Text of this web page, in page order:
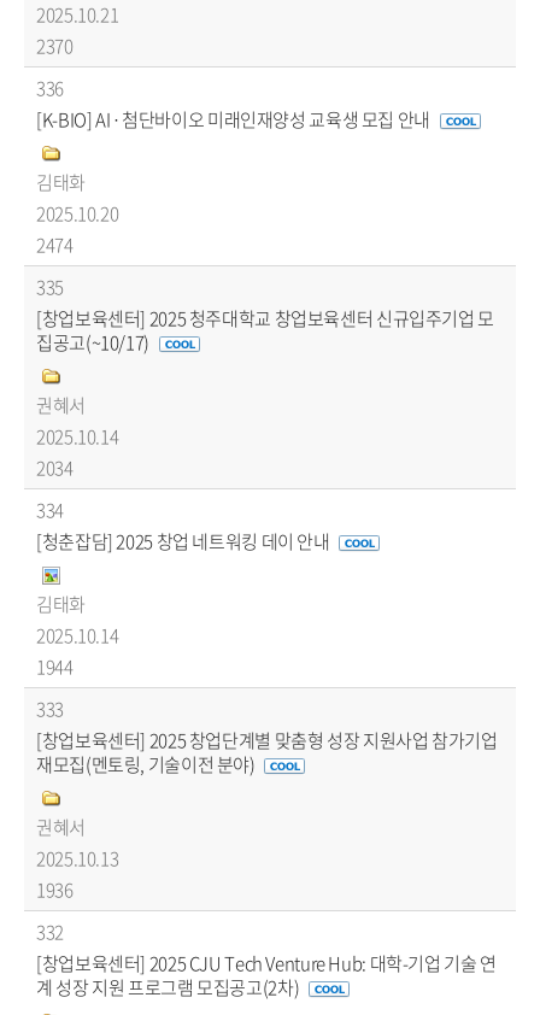
2025.10.21
2370
336
[K-BIO] AI · 첨단바이오 미래인재양성 교육생 모집 안내
김태화
2025.10.20
2474
335
[창업보육센터] 2025 청주대학교 창업보육센터 신규입주기업 모
집공고(~10/17)
권혜서
2025.10.14
2034
334
[청춘잡담] 2025 창업 네트워킹 데이 안내
김태화
2025.10.14
1944
333
[창업보육센터] 2025 창업단계별 맞춤형 성장 지원사업 참가기업
재모집(멘토링, 기술이전 분야)
권혜서
2025.10.13
1936
332
[창업보육센터] 2025 CJU Tech Venture Hub: 대학-기업 기술 연
계 성장 지원 프로그램 모집공고(2차)